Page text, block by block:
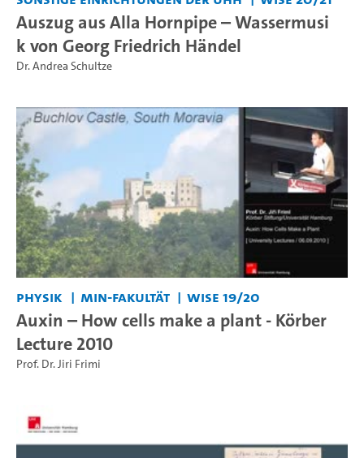
Auszug aus Alla Hornpipe – Wassermusi
k von Georg Friedrich Händel
Dr. Andrea Schultze
Physik MIN-Fakultät WiSe 19/20
Auxin – How cells make a plant - Körber
Lecture 2010
Prof. Dr. Jiri Frimi